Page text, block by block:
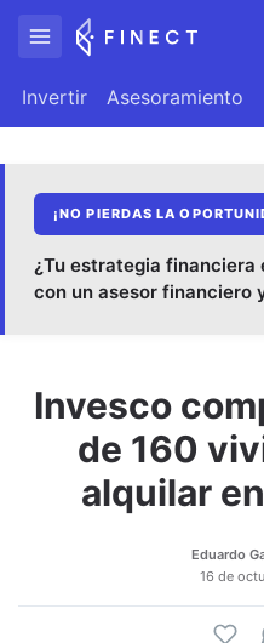
Invertir Asesoramiento
¡NO PIERDAS LA
¿Tu estrategia financiera
con un asesor financiero
Invesco
de 160
alquilar
Eduardo
16 de